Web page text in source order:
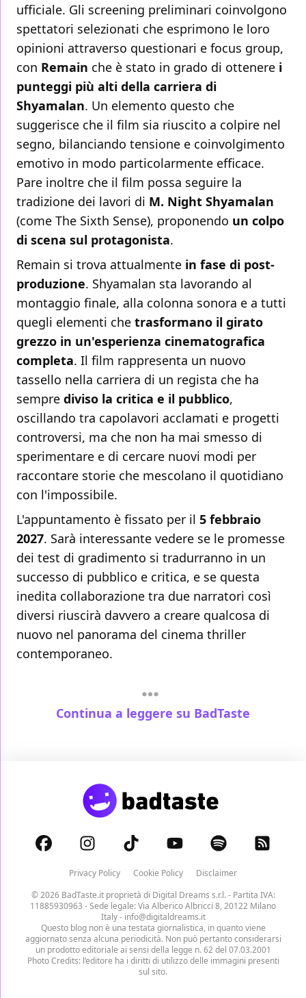
ufficiale. Gli screening preliminari coinvolgono
spettatori selezionati che esprimono le loro
opinioni attraverso questionari e focus group,
con Remain che è stato in grado di ottenere i
punteggi più alti della carriera di
Shyamalan. Un elemento questo che
suggerisce che il film sia riuscito a colpire nel
segno, bilanciando tensione e coinvolgimento
emotivo in modo particolarmente efficace.
Pare inoltre che il film possa seguire la
tradizione dei lavori di M. Night Shyamalan
(come The Sixth Sense), proponendo un colpo
di scena sul protagonista.
Remain si trova attualmente in fase di post-
produzione. Shyamalan sta lavorando al
montaggio finale, alla colonna sonora e a tutti
quegli elementi che trasformano il girato
grezzo in un'esperienza cinematografica
completa. Il film rappresenta un nuovo
tassello nella carriera di un regista che ha
sempre diviso la critica e il pubblico,
oscillando tra capolavori acclamati e progetti
controversi, ma che non ha mai smesso di
sperimentare e di cercare nuovi modi per
raccontare storie che mescolano il quotidiano
con l'impossibile.
L'appuntamento è fissato per il 5 febbraio
2027. Sarà interessante vedere se le promesse
dei test di gradimento si tradurranno in un
successo di pubblico e critica, e se questa
inedita collaborazione tra due narratori così
diversi riuscirà davvero a creare qualcosa di
nuovo nel panorama del cinema thriller
contemporaneo.
Continua a leggere su BadTaste
Privacy Policy Cookie Policy
Disclaimer
© 2026 BadTaste.it proprietà di Digital Dreams s.r.l.- Partita IVA:
11885930963 - Sede legale: Via Alberico Albricci 8, 20122 Milano
Italy - info@digitaldreams.it
Questo blog non è una testata giornalistica, in quanto viene
aggiornato senza alcuna periodicità. Non può pertanto considerarsi
un prodotto editoriale ai sensi della legge n. 62 del 07.03.2001
Photo Credits: l’editore ha i diritti di utilizzo delle immagini presenti
sul sito.